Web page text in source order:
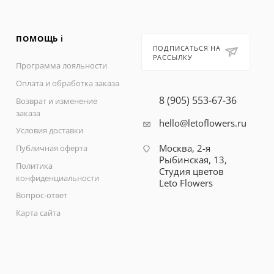
ПОМОЩЬ ℹ️
Программа лояльности
Оплата и обработка заказа
Возврат и изменение
заказа
Условия доставки
Публичная оферта
Политика
конфиденциальности
Вопрос-ответ
Карта сайта
ПОДПИСАТЬСЯ НА
РАССЫЛКУ
8 (905) 553-67-36
hello@letoflowers.ru
Москва, 2-я
Рыбинская, 13,
Студия цветов
Leto Flowers